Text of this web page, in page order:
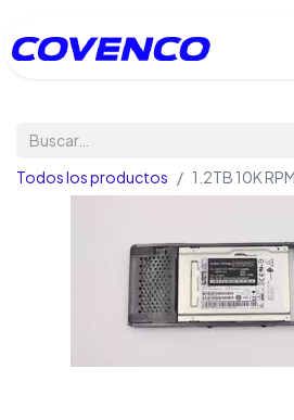
Todos los productos 1.2TB 10K